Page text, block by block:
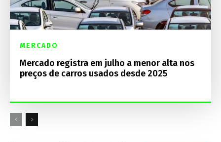
MERCADO
Mercado registra em julho a menor alta nos
preços de carros usados desde 2025